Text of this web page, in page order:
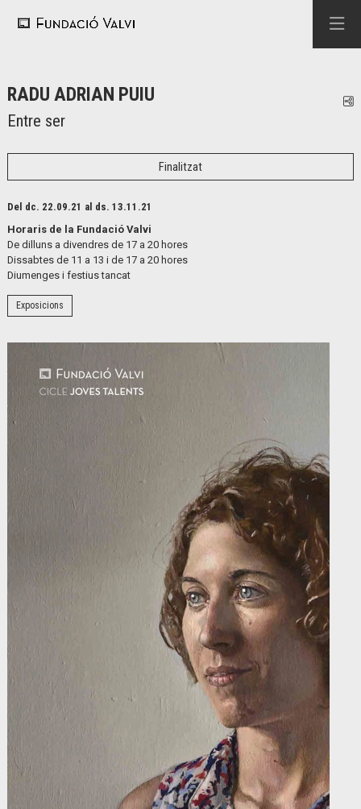
RADU ADRIAN PUIU
Entre ser
Finalitzat
Del dc. 22.09.21 al ds. 13.11.21
Horaris de la Fundació Valvi
De dilluns a divendres de 17 a 20 hores
Dissabtes de 11 a 13 i de 17 a 20 hores
Diumenges i festius tancat
Exposicions